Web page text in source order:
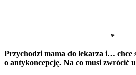
*
Przychodzi mama do lekarza i… chce
o antykoncepcję. Na co musi zwrócić